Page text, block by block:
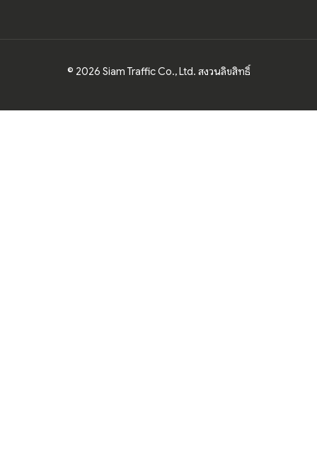
© 2026 Siam Traffic Co., Ltd. สงวนลิขสิทธิ์